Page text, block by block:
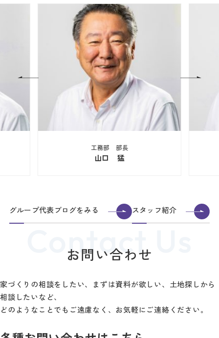
工務部 部長
山口 猛
グループ代表ブログをみる スタッフ紹介
お問い合わせ
家づくりの相談をしたい、まずは資料が欲しい、土地探しから
相談したいなど、
どのようなことでもご遠慮なく、お気軽にご連絡ください。